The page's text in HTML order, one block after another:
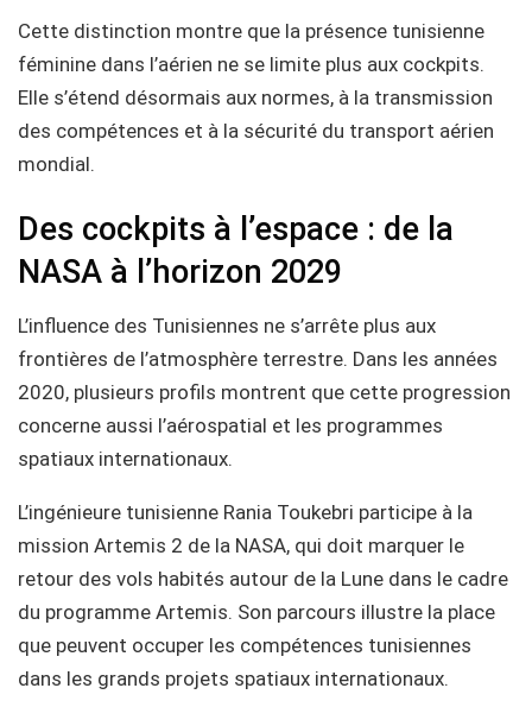
Cette distinction montre que la présence tunisienne
féminine dans l’aérien ne se limite plus aux cockpits.
Elle s’étend désormais aux normes, à la transmission
des compétences et à la sécurité du transport aérien
mondial.
Des cockpits à l’espace : de la
NASA à l’horizon 2029
L’influence des Tunisiennes ne s’arrête plus aux
frontières de l’atmosphère terrestre. Dans les années
2020, plusieurs profils montrent que cette progression
concerne aussi l’aérospatial et les programmes
spatiaux internationaux.
L’ingénieure tunisienne Rania Toukebri participe à la
mission Artemis 2 de la NASA, qui doit marquer le
retour des vols habités autour de la Lune dans le cadre
du programme Artemis. Son parcours illustre la place
que peuvent occuper les compétences tunisiennes
dans les grands projets spatiaux internationaux.